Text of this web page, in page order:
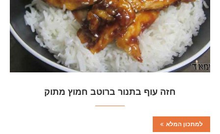
חזה עוף בתנור ברוטב חמוץ מתוק
למתכון המלא